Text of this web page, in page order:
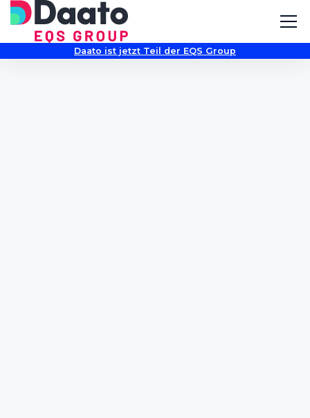
Daato ist jetzt Teil der EQS Group